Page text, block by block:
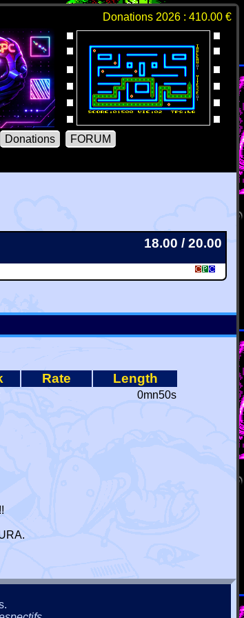
Donations 2026 : 410.00 €
Donations
FORUM
18.00 / 20.00
Rate Length
0mn50s